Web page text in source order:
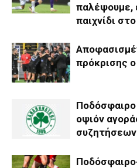
παλέψουμε,
παιχνίδι
πρόκρισης
οψιόν
συζητήσεων